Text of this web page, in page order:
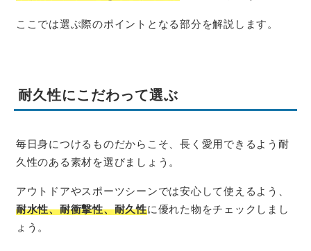
ここでは選ぶ際のポイントとなる部分を解説します。
耐久性にこだわって選ぶ
毎日身につけるものだからこそ、長く愛用できるよう耐
久性のある素材を選びましょう。
アウトドアやスポーツシーンでは安心して使えるよう、
耐水性、耐衝撃性、耐久性に優れた物をチェックしまし
ょう。